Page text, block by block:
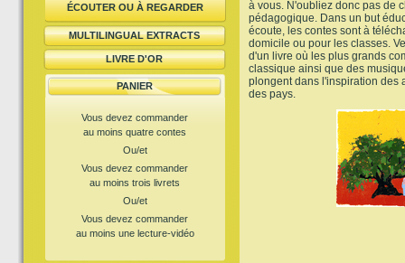
ÉCOUTER OU À REGARDER
MULTILINGUAL EXTRACTS
LIVRE D'OR
PANIER
Vous devez commander
au moins quatre contes
Ou/et
Vous devez commander
au moins trois livrets
Ou/et
Vous devez commander
au moins une lecture-vidéo
à vous. N'oubliez donc pas de
pédagogique. Dans un but
écoute, les contes sont à
domicile ou pour les classes.
d'un livre où les plus grands
classique ainsi que des
plongent dans l'inspiration des
des pays.